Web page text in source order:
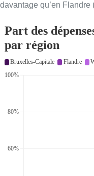
davantage qu’en Flandre